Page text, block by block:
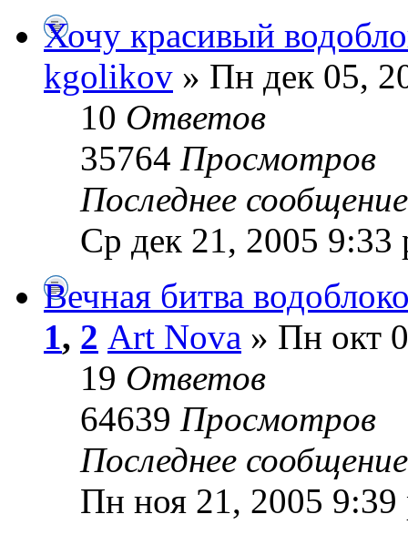
Хочу красивый
kgolikov » Пн дек 05,
10 Ответов
35764 Просмотров
Последнее
Ср дек 21, 2005 9:33
Вечная битва
1, 2 Art Nova » Пн окт
19 Ответов
64639 Просмотров
Последнее
Пн ноя 21, 2005 9:39